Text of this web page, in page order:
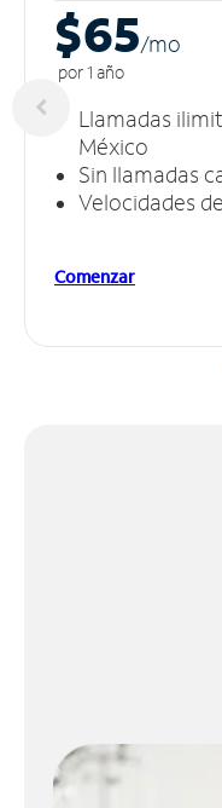
$65/mo
por 1 año
Llamadas
México
Sin llamadas
Velocidades
Comenzar